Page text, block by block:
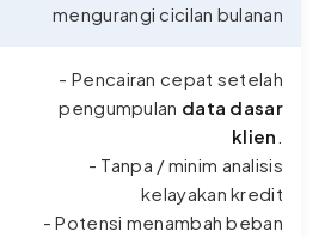
mengurangi cicilan bulanan
- Pencairan cepat setelah
pengumpulan data dasar
klien
- Tanpa / minim analisis
kelayakan kredit
- Potensi menambah beban